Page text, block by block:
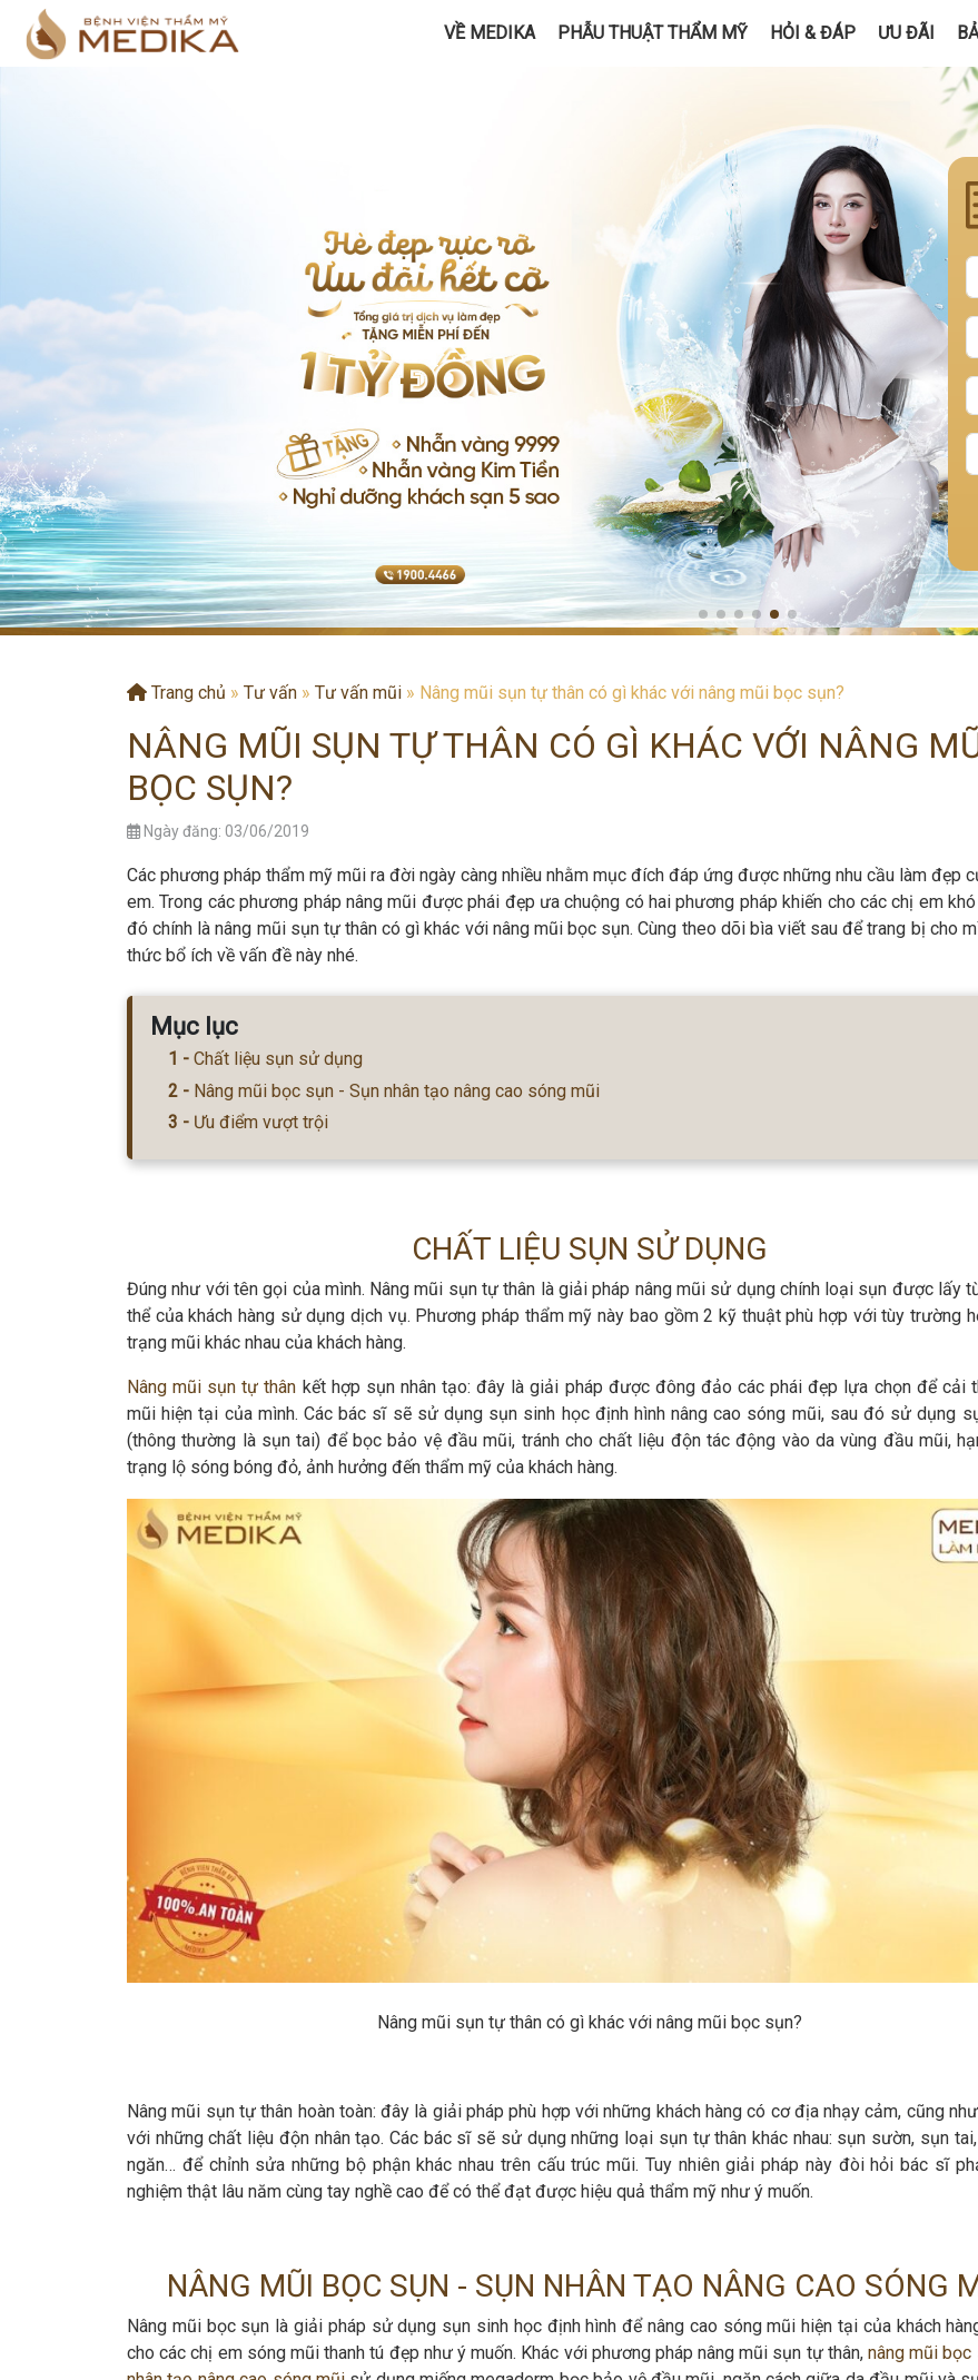
VỀ MEDIKA PHẪU THUẬT THẨM MỸ HỎI & ĐÁP ƯU ĐÃI
Trang chủ » Tư vấn » Tư vấn mũi » Nâng mũi sụn tự thân có gì khác với nâng mũi bọc sụn?
NÂNG MŨI SỤN TỰ THÂN CÓ GÌ KHÁC VỚI NÂNG
BỌC SỤN?
Ngày đăng: 03/06/2019
Các phương pháp thẩm mỹ mũi ra đời ngày càng nhiều nhằm mục đích đáp ứng được những nhu cầu làm đẹp
em. Trong các phương pháp nâng mũi được phái đẹp ưa chuộng có hai phương pháp khiến cho các chị em
đó chính là nâng mũi sụn tự thân có gì khác với nâng mũi bọc sụn. Cùng theo dõi bìa viết sau để trang bị cho
thức bổ ích về vấn đề này nhé.
Mục lục
Chất liệu sụn sử dụng
Nâng mũi bọc sụn - Sụn nhân tạo nâng cao sóng mũi
Ưu điểm vượt trội
CHẤT LIỆU SỤN SỬ DỤNG
Đúng như với tên gọi của mình. Nâng mũi sụn tự thân là giải pháp nâng mũi sử dụng chính loại sụn được lấy
thể của khách hàng sử dụng dịch vụ. Phương pháp thẩm mỹ này bao gồm 2 kỹ thuật phù hợp với tùy trường
trạng mũi khác nhau của khách hàng.
Nâng mũi sụn tự thân kết hợp sụn nhân tạo: đây là giải pháp được đông đảo các phái đẹp lựa chọn để cải
mũi hiện tại của mình. Các bác sĩ sẽ sử dụng sụn sinh học định hình nâng cao sóng mũi, sau đó sử dụng
(thông thường là sụn tai) để bọc bảo vệ đầu mũi, tránh cho chất liệu độn tác động vào da vùng đầu mũi,
trạng lộ sóng bóng đỏ, ảnh hưởng đến thẩm mỹ của khách hàng.
Nâng mũi sụn tự thân có gì khác với nâng mũi bọc sụn?
Nâng mũi sụn tự thân hoàn toàn: đây là giải pháp phù hợp với những khách hàng có cơ địa nhạy cảm, cũng
với những chất liệu độn nhân tạo. Các bác sĩ sẽ sử dụng những loại sụn tự thân khác nhau: sụn sườn, sụn
ngăn… để chỉnh sửa những bộ phận khác nhau trên cấu trúc mũi. Tuy nhiên giải pháp này đòi hỏi bác sĩ
nghiệm thật lâu năm cùng tay nghề cao để có thể đạt được hiệu quả thẩm mỹ như ý muốn.
NÂNG MŨI BỌC SỤN - SỤN NHÂN TẠO NÂNG CAO SÓNG
Nâng mũi bọc sụn là giải pháp sử dụng sụn sinh học định hình để nâng cao sóng mũi hiện tại của khách
cho các chị em sóng mũi thanh tú đẹp như ý muốn. Khác với phương pháp nâng mũi sụn tự thân,nâng mũi bọc